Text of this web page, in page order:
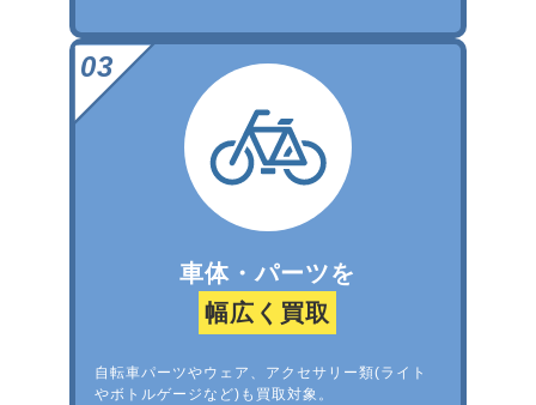
車体・パーツを
幅広く買取
自転車パーツやウェア、アクセサリー類(ライト
やボトルゲージなど)も買取対象。